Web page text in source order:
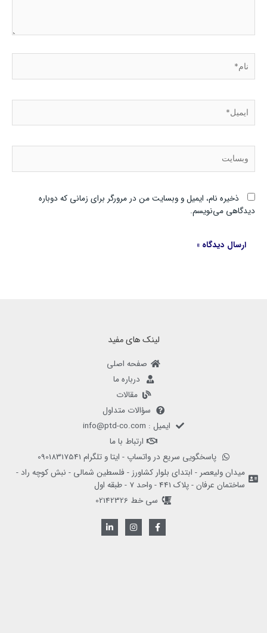
ذخیره نام، ایمیل و وبسایت من در مرورگر برای زمانی که دوباره
دیدگاهی می‌نویسم.
لینک های مفید
صفحه اصلی
درباره ما
مقالات
سؤالات متداول
ایمیل : info@ptd-co.com
ارتباط با ما
پاسخگویی سریع در واتساپ - ایتا و تلگرام 09018317541
میدان ولیعصر - ابتدای بلوار کشاورز - فلسطین شمالی - نبش کوچه راد -
ساختمان عرفان - پلاک 441 - واحد 7 - طبقه اول
سی خط 02142326
F
a
c
I
n
s
L
i
n